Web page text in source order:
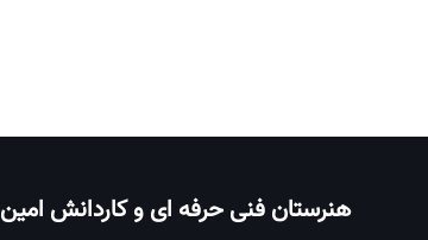
هنرستان فنی حرفه ای و کاردانش امین